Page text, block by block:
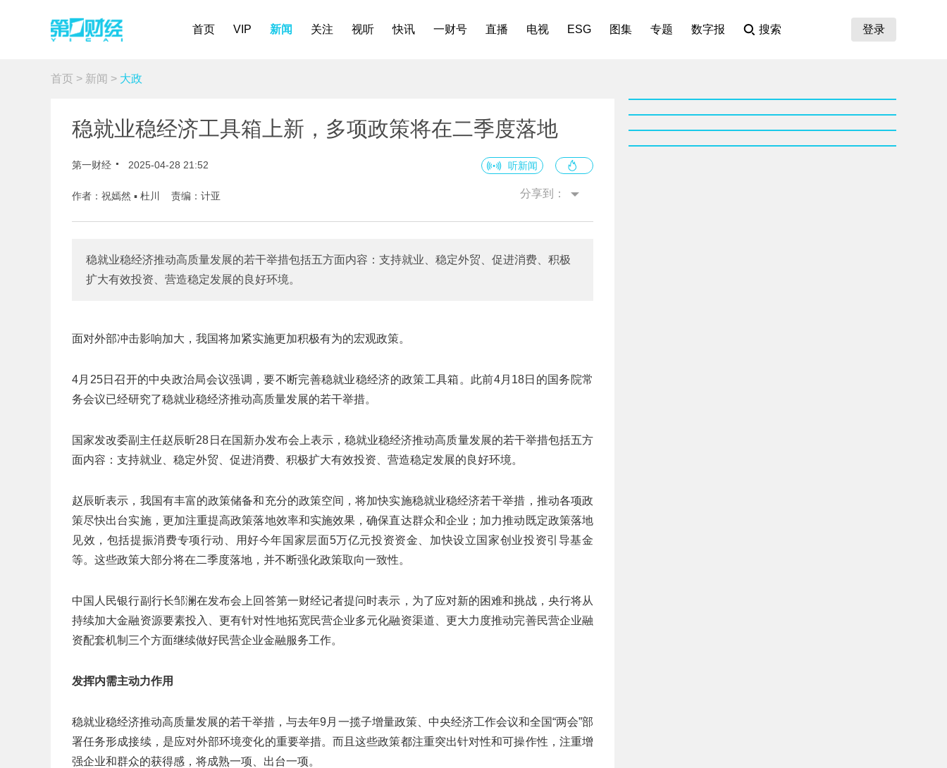
首页 VIP 新闻 关注 视听 快讯 一财号 直播 电视 ESG 图集 专题 数字报 搜索 登录
首页 > 新闻 > 大政
稳就业稳经济工具箱上新，多项政策将在二季度落地
第一财经 2025-04-28 21:52 听新闻
作者：祝嫣然 ▪ 杜川 责编：计亚 分享到：
稳就业稳经济推动高质量发展的若干举措包括五方面内容：支持就业、稳定外贸、促进消费、积极
扩大有效投资、营造稳定发展的良好环境。
面对外部冲击影响加大，我国将加紧实施更加积极有为的宏观政策。
4月25日召开的中央政治局会议强调，要不断完善稳就业稳经济的政策工具箱。此前4月18日的国务院常
务会议已经研究了稳就业稳经济推动高质量发展的若干举措。
国家发改委副主任赵辰昕28日在国新办发布会上表示，稳就业稳经济推动高质量发展的若干举措包括五方
面内容：支持就业、稳定外贸、促进消费、积极扩大有效投资、营造稳定发展的良好环境。
赵辰昕表示，我国有丰富的政策储备和充分的政策空间，将加快实施稳就业稳经济若干举措，推动各项政
策尽快出台实施，更加注重提高政策落地效率和实施效果，确保直达群众和企业；加力推动既定政策落地
见效，包括提振消费专项行动、用好今年国家层面5万亿元投资资金、加快设立国家创业投资引导基金
等。这些政策大部分将在二季度落地，并不断强化政策取向一致性。
中国人民银行副行长邹澜在发布会上回答第一财经记者提问时表示，为了应对新的困难和挑战，央行将从
持续加大金融资源要素投入、更有针对性地拓宽民营企业多元化融资渠道、更大力度推动完善民营企业融
资配套机制三个方面继续做好民营企业金融服务工作。
发挥内需主动力作用
稳就业稳经济推动高质量发展的若干举措，与去年9月一揽子增量政策、中央经济工作会议和全国“两会”部
署任务形成接续，是应对外部环境变化的重要举措。而且这些政策都注重突出针对性和可操作性，注重增
强企业和群众的获得感，将成熟一项、出台一项。